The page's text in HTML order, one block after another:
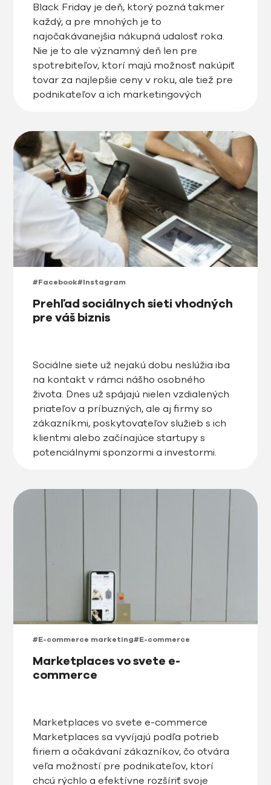
Black Friday je deň, ktorý pozná takmer
každý, a pre mnohých je to
najočakávanejšia nákupná udalosť roka.
Nie je to ale významný deň len pre
spotrebiteľov, ktorí majú možnosť nakúpiť
tovar za najlepšie ceny v roku, ale tiež pre
podnikateľov a ich marketingových
#Facebook#Instagram
Prehľad sociálnych sieti vhodných
pre váš biznis
Sociálne siete už nejakú dobu neslúžia iba
na kontakt v rámci nášho osobného
života. Dnes už spájajú nielen vzdialených
priateľov a príbuzných, ale aj firmy so
zákazníkmi, poskytovateľov služieb s ich
klientmi alebo začínajúce startupy s
potenciálnymi sponzormi a investormi.
#E-commerce marketing#E-commerce
Marketplaces vo svete e-
commerce
Marketplaces vo svete e-commerce
Marketplaces sa vyvíjajú podľa potrieb
firiem a očakávaní zákazníkov, čo otvára
veľa možností pre podnikateľov, ktorí
chcú rýchlo a efektívne rozšíriť svoje